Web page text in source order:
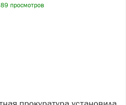
89 просмотров